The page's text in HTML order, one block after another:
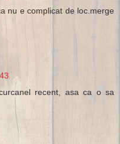
nu e complicat de loc.merge
recent, asa ca o sa